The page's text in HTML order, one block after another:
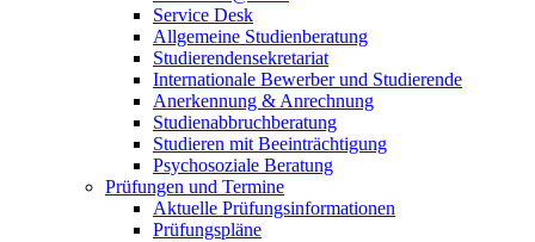
Service Desk
Allgemeine Studienberatung
Studierendensekretariat
Internationale Bewerber und Studierende
Anerkennung & Anrechnung
Studienabbruchberatung
Studieren mit Beeinträchtigung
Psychosoziale Beratung
Prüfungen und Termine
Aktuelle Prüfungsinformationen
Prüfungspläne